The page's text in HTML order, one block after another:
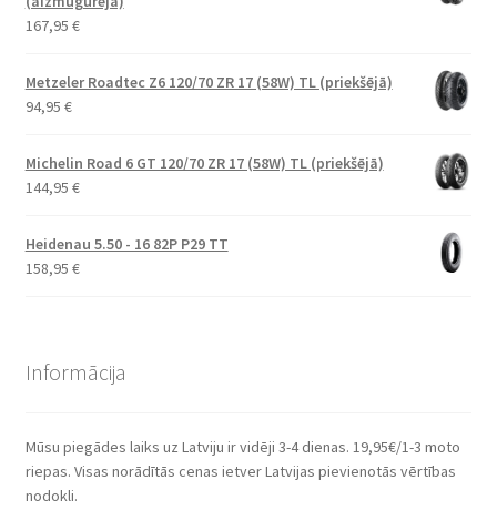
167,95 €
Metzeler Roadtec Z6 120/70 ZR 17 (58W) TL (priekšējā)
94,95 €
Michelin Road 6 GT 120/70 ZR 17 (58W) TL (priekšējā)
144,95 €
Heidenau 5.50 - 16 82P P29 TT
158,95 €
Informācija
Mūsu piegādes laiks uz Latviju ir vidēji 3-4 dienas. 19,95€/1-3 moto
riepas. Visas norādītās cenas ietver Latvijas pievienotās vērtības
nodokli.